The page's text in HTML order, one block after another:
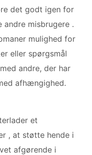
det godt igen for
misbrugere .
mulighed for
eller spørgsmål
andre, der har
afhængighed.
et
, at støtte hende i
afgørende i